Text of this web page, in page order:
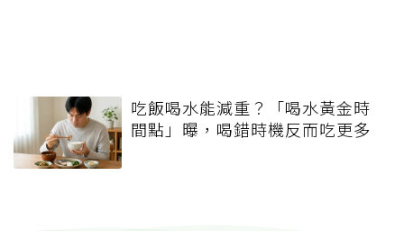
吃飯喝水能減重？「喝水黃金時
間點」曝，喝錯時機反而吃更多